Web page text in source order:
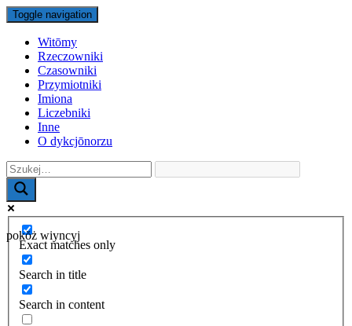
Toggle navigation
Witōmy
Rzeczowniki
Czasowniki
Przymiotniki
Imiona
Liczebniki
Inne
O dykcjōnorzu
pokŏż wiyncyj
Exact matches only
Search in title
Search in content